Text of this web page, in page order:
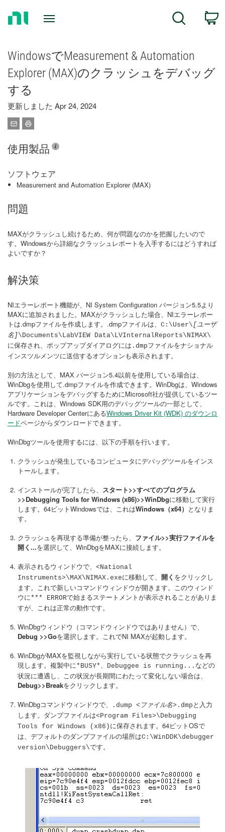
Search
WindowsでMeasurement & Automation
Explorer (MAX)のクラッシュをデバッグ
する
更新しました Apr 24, 2024
使用製品
ソフトウェア
Measurement and Automation Explorer (MAX)
問題
MAXがクラッシュし続けるため、何が問題なのかを把握したいので
す。Windowsから詳細なクラッシュレポートを入手するにはどうすれば
よいですか？
解決策
NIエラーレポート機能が、NI System Configuration バージョン5.5より
MAXに追加されました。MAXがクラッシュした場合、NIエラーレポー
トは.dmpファイルを作成します。.dmpファイルは、
C:\User\[ユーザ
名] \Documents\LabVIEW Data\LVInternalReports\NIMAX\
に保存され、ポップアップダイアログには .dmpファイルをナショナル
インスツルメンツに送信するオプションも表示されます。
別の方法として、MAX バージョン5.4以前を使用している場合は、
WinDbgを使用して.dmpファイルを作成できます。WinDbgは、Windows
アプリケーションをデバッグするためにMicrosoft社が提供しているツー
ルです。これは、Windows SDK用のデバッグツールの一部として、
Hardware Developer CenterにあるWindows Driver Kit (WDK) のダウンロ
ードページからダウンロードできます。
WinDbgツールを使用するには、以下の手順を行います。
クラッシュが発生しているコンピュータにデバッグツールをインス
トールします。
インストールが完了したら、 スタート>>すべてのプログラム
>>Debugging Tools for Windows (x86)>>WinDbgに移動して実行
します。64ビットWindowsでは、これはWindows（x64） となりま
す。
クラッシュを再現する準備が整ったら、 ファイル>>実行ファイルを
開く...を選択して、WinDbgをMAXに接続します。
表示されるウィンドウで、
<National
Instruments>\MAX\NIMAX.exeに移動して、 開く をクリックし
ます。これで新しいコマンドウィンドウが開きます。このウィンド
ウに*** ERRORで始まるステートメントが表示されることがありま
すが、これは正常の動作です。
WinDbgウィンドウ（コマンドウィンドウではありません）で、
Debug >>Goを選択します。これでNI MAXが起動します。
WinDbgがMAXを監視しながら実行している状態でクラッシュを再
現します。複製中に*BUSY* 、 Debuggee is running... などの
状況に遭遇し、この状況が長期間にわたって変化しない場合は、
Debug>>Breakをクリックします。
WinDbgコマンドウィンドウで、
.dump <ファイル名> .dmp と入力
します。ダンプファイルは<Program Files>\Debugging
Tools for Windows (x86) に保存されます。64ビットOSで
は、デフォルトのダンプファイルの場所はC:\WinDDK\debugger
version\Debuggers\です。